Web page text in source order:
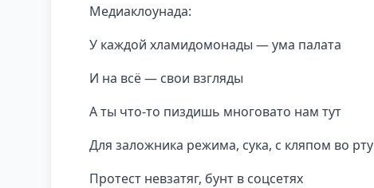
Медиаклоунада:
У каждой хламидомонады — ума палата
И на всё — свои взгляды
А ты что-то пиздишь многовато нам тут
Для заложника режима, сука, с кляпом во рту
Протест невзатяг, бунт в соцсетях